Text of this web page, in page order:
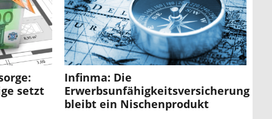
setzt
Infinma: Die
Erwerbsunfähigkeitsversicherung
bleibt ein Nischenprodukt